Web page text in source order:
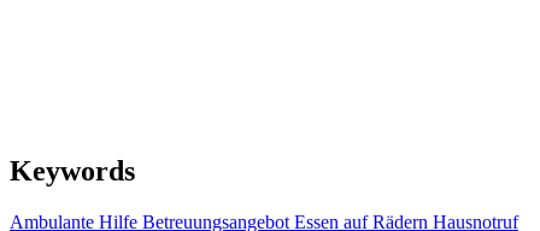
Keywords
Ambulante Hilfe Betreuungsangebot Essen auf Rädern Hausnotruf